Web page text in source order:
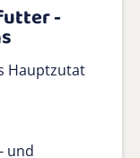
-
Hauptzutat
und